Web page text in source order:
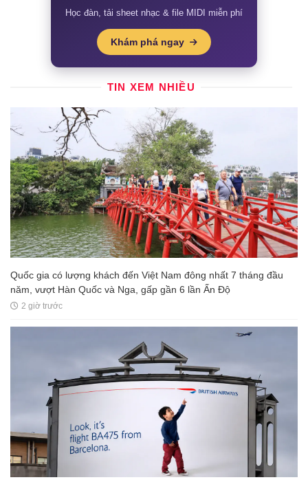
Học đàn, tải sheet nhạc & file MIDI miễn phí
Khám phá ngay
TIN XEM NHIỀU
Quốc gia có lượng khách đến Việt Nam đông nhất 7 tháng đầu
năm, vượt Hàn Quốc và Nga, gấp gần 6 lần Ấn Độ
2 giờ trước